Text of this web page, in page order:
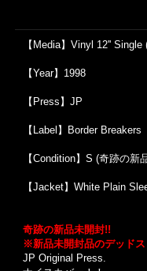
【Media】Vinyl 12''
【Year】1998
【Press】JP
【Label】Border Breakers
【Condition】S (奇跡の新
【Jacket】White Plain
奇跡の新品未開封!!
※新品未開封品のデッド
JP Original Press.